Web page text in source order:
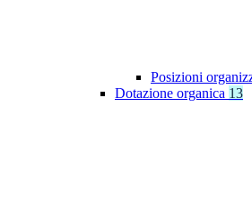
Posizioni
Dotazione organica 13